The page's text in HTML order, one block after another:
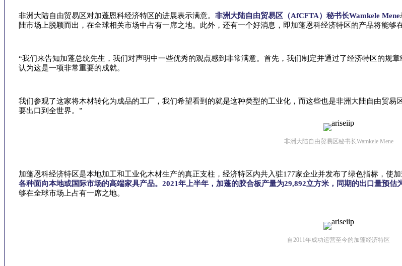
非洲大陆自由贸易区对加蓬恩科经济特区的进展表示满意。 非洲大陆自由贸易区（AfCFTA）秘书长Wamkele Mene
陆市场上脱颖而出，在全球相关市场中占有一席之地。此外，还有一个好消息，即加蓬恩科经济特区的产品将能够
“我们来告知加蓬总统先生，我们对声明中一些优秀的观点感到非常满意。首先，我们制定并通过了经济特区的规章
认为这是一项非常重要的成就。
我们参观了这家将木材转化为成品的工厂，我们希望看到的就是这种类型的工业化，而这些也是非洲大陆自由贸
要出口到全世界。”
非洲大陆自由贸易区秘书长Wamkele Mene
加蓬恩科经济特区是本地加工和工业化木材生产的真正支柱，经济特区内共入驻177家企业并发布了绿色指标，使
各种面向本地或国际市场的高端家具产品。2021年上半年，加蓬的胶合板产量为29,892立方米，同期的出口量预估
够在全球市场上占有一席之地。
自2011年成功运营至今的加蓬经济特区